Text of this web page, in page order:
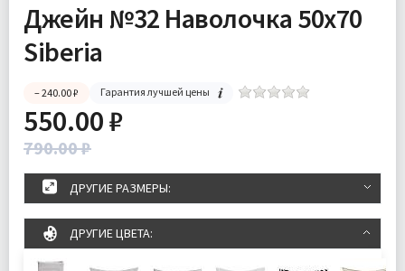
Джейн №32 Наволочка 50х70
Siberia
– 240.00 ₽ Гарантия лучшей цены
550.00 ₽
790.00 ₽
ДРУГИЕ РАЗМЕРЫ:
ДРУГИЕ ЦВЕТА: